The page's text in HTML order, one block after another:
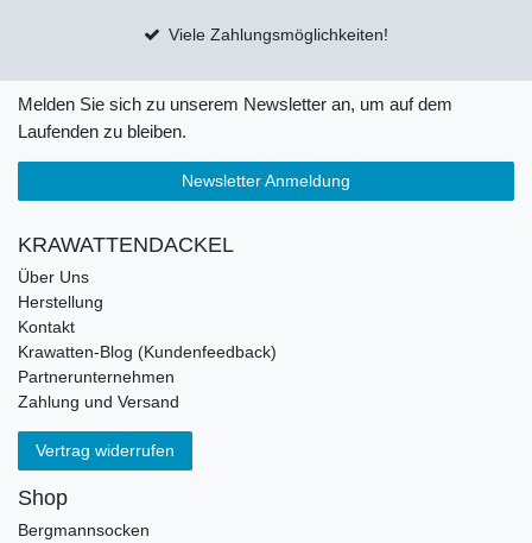
Viele Zahlungsmöglichkeiten!
Melden Sie sich zu unserem Newsletter an, um auf dem
Laufenden zu bleiben.
Newsletter Anmeldung
KRAWATTENDACKEL
Über Uns
Herstellung
Kontakt
Krawatten-Blog (Kundenfeedback)
Partnerunternehmen
Zahlung und Versand
Vertrag widerrufen
Shop
Bergmannsocken